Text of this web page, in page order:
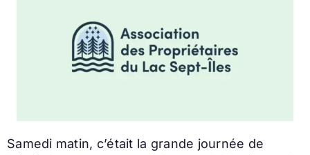
Samedi matin, c’était la grande journée de